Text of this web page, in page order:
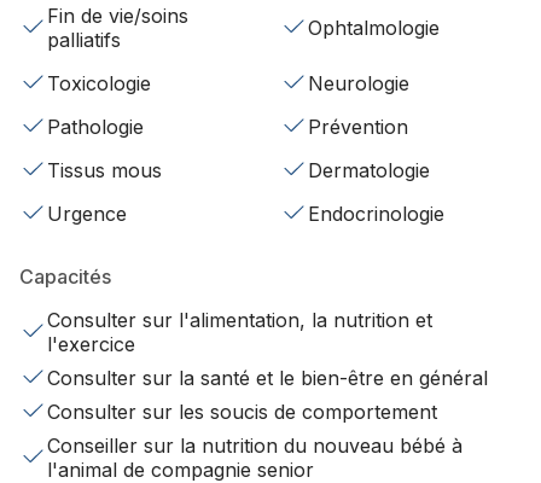
Fin de vie/soins
palliatifs
Ophtalmologie
Toxicologie
Neurologie
Pathologie
Prévention
Tissus mous
Dermatologie
Urgence
Endocrinologie
Capacités
Consulter sur l'alimentation, la nutrition et
l'exercice
Consulter sur la santé et le bien-être en général
Consulter sur les soucis de comportement
Conseiller sur la nutrition du nouveau bébé à
l'animal de compagnie senior